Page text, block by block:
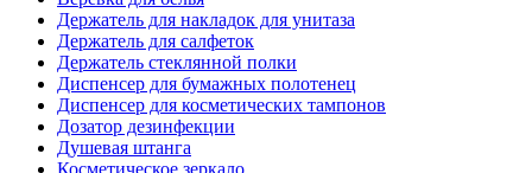
Держатель для накладок для унитаза
Держатель для салфеток
Держатель стеклянной полки
Диспенсер для бумажных полотенец
Диспенсер для косметических тампонов
Дозатор дезинфекции
Душевая штанга
Косметическое зеркало